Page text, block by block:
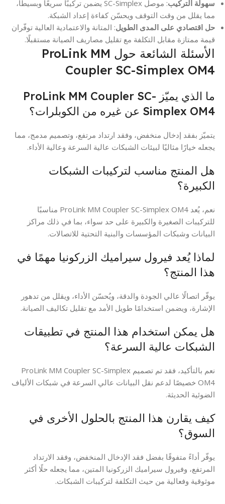
سهولة التركيب
: موصل SC-Simplex يضمن تركيبًا سريعًا وبسيطًا،
مما يقلل من وقت التوقف ويحسّن كفاءة إعداد الشبكة.
حل اقتصادي على المدى الطويل: المتانة والاعتمادية العالية توفّران
قيمة ممتازة مقابل التكلفة مع تقليل مصاريف الصيانة مستقبلًا.
الأسئلة الشائعة حول ProLink MM
Coupler SC-Simplex OM4
ما الذي يميّز ProLink MM Coupler SC-
Simplex OM4 عن غيره من الكوبلرات؟
يتميّز بفقد إدخال منخفض، وفقد ارتداد مرتفع، وتصميم مدمج، مما
يجعله خيارًا مثاليًا لبيئات الشبكات عالية السرعة وعالية الأداء.
هل المنتج مناسب لتركيبات الشبكات
الكبيرة؟
نعم، يُعد ProLink MM Coupler SC-Simplex OM4 مناسبًا
للتركيبات الصغيرة والكبيرة على حد سواء، بما في ذلك مراكز
البيانات وشبكات المؤسسات والبنية التحتية للاتصالات.
لماذا يُعد فيرول سيراميك الزركونيا مهمًا في
هذا المنتج؟
يوفّر اتصالًا عالي الجودة والدقة، ويُحسّن الأداء، ويقلل من تدهور
الإشارة، ويضمن استخدامًا طويل الأمد مع تقليل تكاليف الصيانة.
هل يمكن استخدام هذا المنتج في تطبيقات
الشبكات عالية السرعة؟
نعم بالتأكيد، فقد تم تصميم ProLink MM Coupler SC-Simplex
OM4 خصيصًا لدعم نقل البيانات عالي السرعة في شبكات الألياف
الضوئية الحديثة.
كيف يقارن هذا المنتج بالحلول الأخرى في
السوق؟
يوفّر أداءً متفوقًا بفضل فقد الإدخال المنخفض، وفقد الارتداد
المرتفع، وفيرول سيراميك الزركونيا المتين، مما يجعله حلًا أكثر
موثوقية وفعالية من حيث التكلفة لتركيبات الشبكات.